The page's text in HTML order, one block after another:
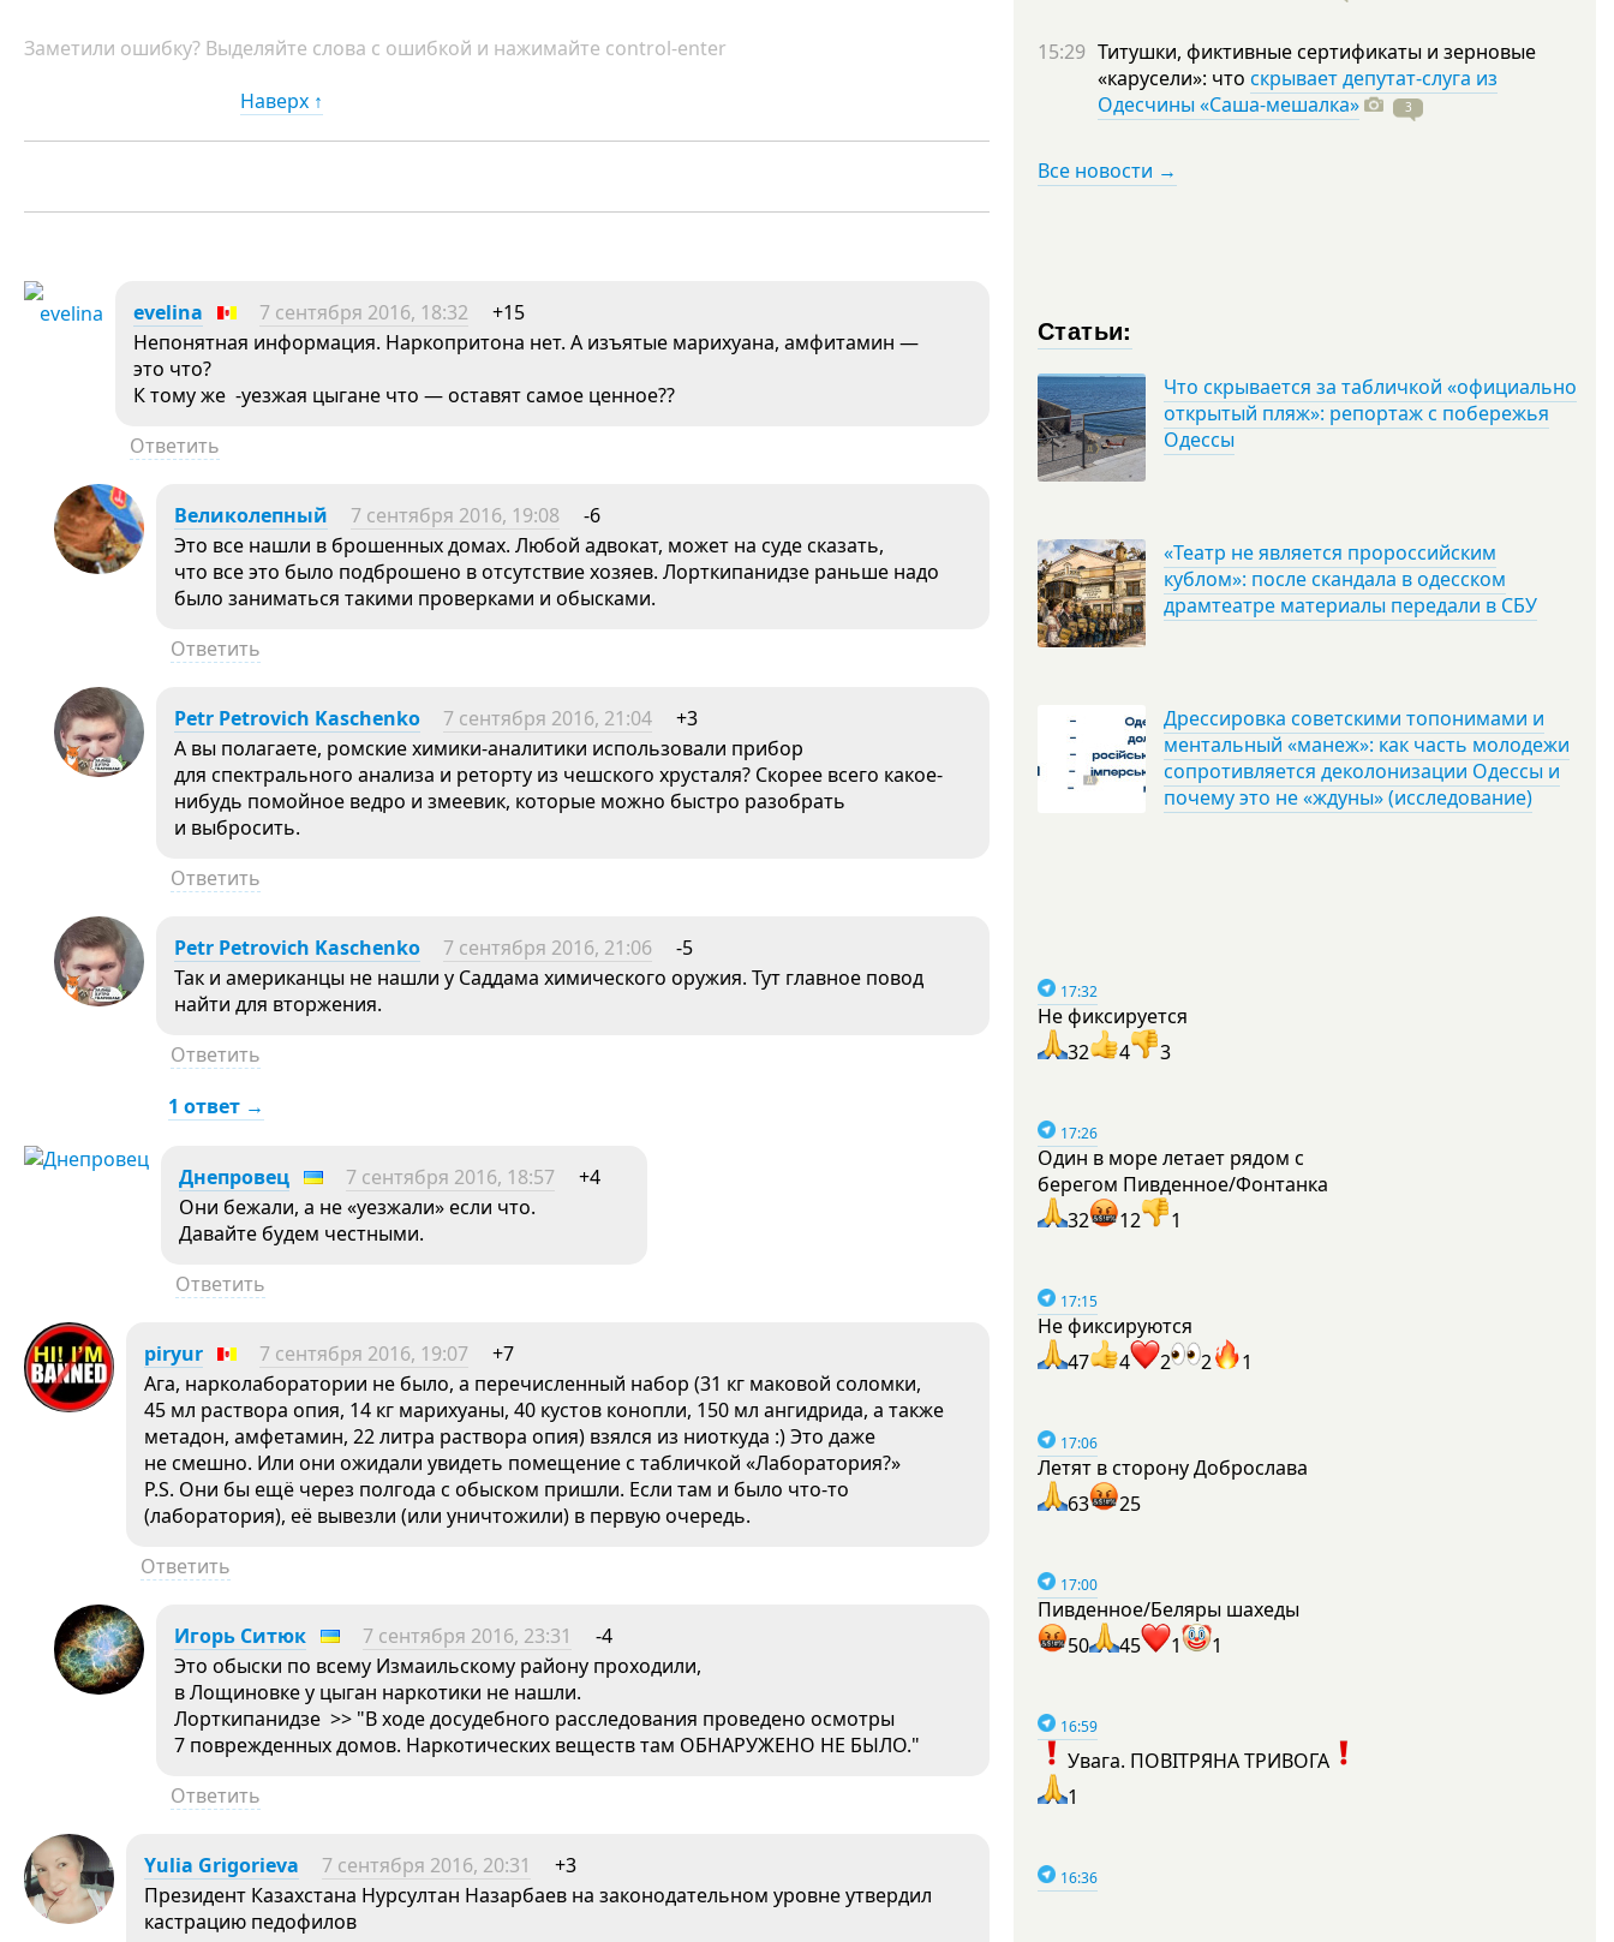
Заметили ошибку? Выделяйте слова с ошибкой и нажимайте control-enter
Наверх ↑
evelina 7 сентября 2016, 18:32
+15
Непонятная информация. Наркопритона нет. А изъятые марихуана, амфитамин —
это что?
К тому же -уезжая цыгане что — оставят самое ценное??
Ответить
Великолепный 7 сентября 2016, 19:08
-6
Это все нашли в брошенных домах. Любой адвокат, может на суде сказать,
что все это было подброшено в отсутствие хозяев. Лорткипанидзе раньше надо
было заниматься такими проверками и обысками.
Ответить
Petr Petrovich Kaschenko 7 сентября 2016, 21:04
+3
А вы полагаете, ромские химики-аналитики использовали прибор
для спектрального анализа и реторту из чешского хрусталя? Скорее всего какое-
нибудь помойное ведро и змеевик, которые можно быстро разобрать
и выбросить.
Ответить
Petr Petrovich Kaschenko 7 сентября 2016, 21:06
-5
Так и американцы не нашли у Саддама химического оружия. Тут главное повод
найти для вторжения.
Ответить
1 ответ →
Днепровец 7 сентября 2016, 18:57
+4
Они бежали, а не «уезжали» если что.
Давайте будем честными.
Ответить
piryur 7 сентября 2016, 19:07
+7
Ага, нарколаборатории не было, а перечисленный набор (31 кг маковой соломки,
45 мл раствора опия, 14 кг марихуаны, 40 кустов конопли, 150 мл ангидрида, а также
метадон, амфетамин, 22 литра раствора опия) взялся из ниоткуда :) Это даже
не смешно. Или они ожидали увидеть помещение с табличкой «Лаборатория?»
P.S. Они бы ещё через полгода с обыском пришли. Если там и было что-то
(лаборатория), её вывезли (или уничтожили) в первую очередь.
Ответить
Игорь Ситюк 7 сентября 2016, 23:31
-4
Это обыски по всему Измаильскому району проходили,
в Лощиновке у цыган наркотики не нашли.
Лорткипанидзе >> "В ходе досудебного расследования проведено осмотры
7 поврежденных домов. Наркотических веществ там ОБНАРУЖЕНО НЕ БЫЛО."
Ответить
Yulia Grigorieva 7 сентября 2016, 20:31
+3
Президент Казахстана Нурсултан Назарбаев на законодательном уровне утвердил
кастрацию педофилов
15:29 Титушки, фиктивные сертификаты и зерновые
«карусели»: что скрывает депутат-слуга из
Одесчины «Саша-мешалка»
3
Все новости →
Статьи:
Что скрывается за табличкой «официально
открытый пляж»: репортаж с побережья
Одессы
«Театр не является пророссийским
кублом»: после скандала в одесском
драмтеатре материалы передали в СБУ
Дрессировка советскими топонимами и
ментальный «манеж»: как часть молодежи
сопротивляется деколонизации Одессы и
почему это не «ждуны» (исследование)
17:32
Не фиксируется
32
4 3
17:26
Один в море летает рядом с
берегом Пивденное/Фонтанка
32
12 1
17:15
Не фиксируются
47
4 2 2 1
17:06
Летят в сторону Доброслава
63
25
17:00
Пивденное/Беляры шахеды
50
45 1 1
16:59
Увага. ПОВІТРЯНА ТРИВОГА
1
16:36